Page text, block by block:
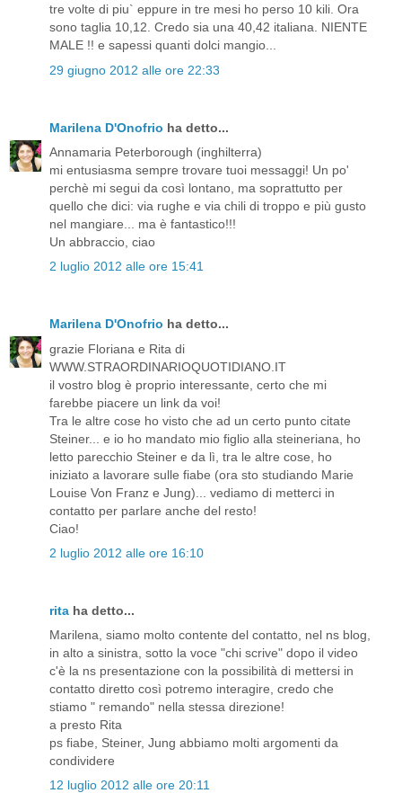
tre volte di piu` eppure in tre mesi ho perso 10 kili. Ora
sono taglia 10,12. Credo sia una 40,42 italiana. NIENTE
MALE !! e sapessi quanti dolci mangio...
29 giugno 2012 alle ore 22:33
Marilena D'Onofrio ha detto...
Annamaria Peterborough (inghilterra)
mi entusiasma sempre trovare tuoi messaggi! Un po'
perchè mi segui da così lontano, ma soprattutto per
quello che dici: via rughe e via chili di troppo e più gusto
nel mangiare... ma è fantastico!!!
Un abbraccio, ciao
2 luglio 2012 alle ore 15:41
Marilena D'Onofrio ha detto...
grazie Floriana e Rita di
WWW.STRAORDINARIOQUOTIDIANO.IT
il vostro blog è proprio interessante, certo che mi
farebbe piacere un link da voi!
Tra le altre cose ho visto che ad un certo punto citate
Steiner... e io ho mandato mio figlio alla steineriana, ho
letto parecchio Steiner e da lì, tra le altre cose, ho
iniziato a lavorare sulle fiabe (ora sto studiando Marie
Louise Von Franz e Jung)... vediamo di metterci in
contatto per parlare anche del resto!
Ciao!
2 luglio 2012 alle ore 16:10
rita ha detto...
Marilena, siamo molto contente del contatto, nel ns blog,
in alto a sinistra, sotto la voce "chi scrive" dopo il video
c'è la ns presentazione con la possibilità di mettersi in
contatto diretto così potremo interagire, credo che
stiamo " remando" nella stessa direzione!
a presto Rita
ps fiabe, Steiner, Jung abbiamo molti argomenti da
condividere
12 luglio 2012 alle ore 20:11